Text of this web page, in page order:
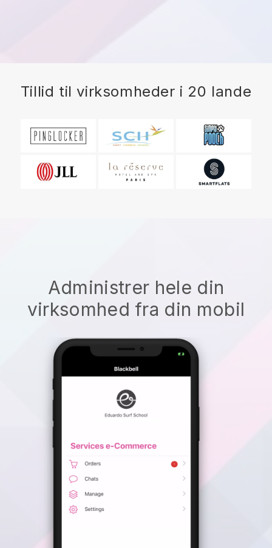
Tillid til virksomheder i 20 lande
Administrer hele din
virksomhed fra din mobil